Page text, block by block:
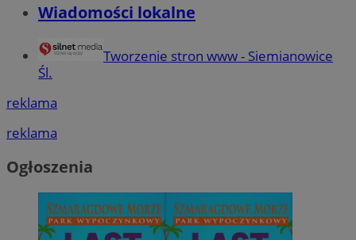
Wiadomości lokalne
Tworzenie stron www - Siemianowice
Śl.
reklama
reklama
Ogłoszenia